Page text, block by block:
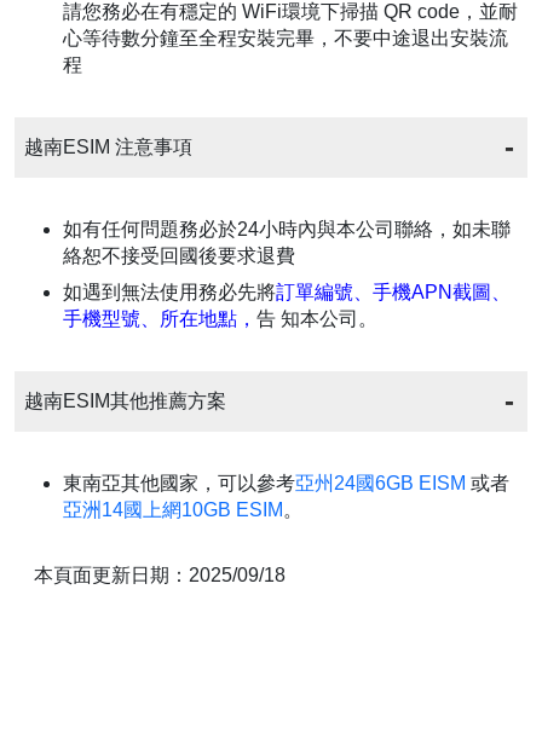
請您務必在有穩定的 WiFi環境下掃描 QR code，並耐
心等待數分鐘至全程安裝完畢，不要中途退出安裝流
程
越南ESIM 注意事項
如有任何問題務必於24小時內與本公司聯絡，如未聯
絡恕不接受回國後要求退費
如遇到無法使用務必先將訂單編號、手機APN截圖、
手機型號、所在地點， 告 知本公司。
越南ESIM其他推薦方案
東南亞其他國家，可以參考亞州24國6GB EISM 或者
亞洲14國上網10GB ESIM 。
本頁面更新日期：2025/09/18